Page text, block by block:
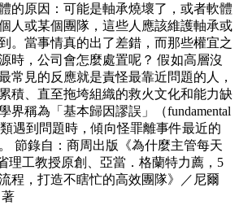
的原因：可能是軸承燒壞了，或者軟體
人或某個團隊，這些人應該維護軸承或
。當事情真的出了差錯，而那些權宜之
時，公司會怎麼處置呢？ 假如高層沒
常見的反應就是責怪最靠近問題的人，
積、直至拖垮組織的救火文化和能力缺
界稱為「基本歸因謬誤」（fundamental
類遇到問題時，傾向怪罪離事件最近的
節錄自：商周出版《為什麼主管每天
理工教授原創、亞當．格蘭特力薦，5
程，打造不瞎忙的高效團隊》／尼爾